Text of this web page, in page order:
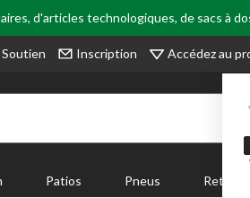
d'articles technologiques, de sacs à
Soutien Inscription Accédez au
Patios Pneus Retour